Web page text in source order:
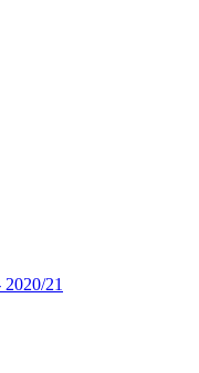
21